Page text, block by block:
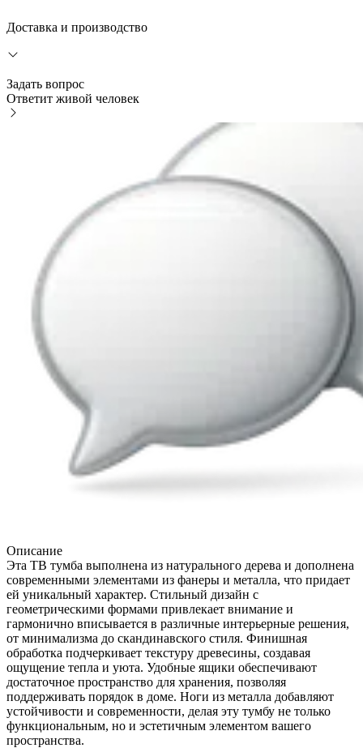
Доставка и производство
Задать вопрос
Ответит живой человек
Описание
Эта ТВ тумба выполнена из натурального дерева и дополнена
современными элементами из фанеры и металла, что придает
ей уникальный характер. Стильный дизайн с
геометрическими формами привлекает внимание и
гармонично вписывается в различные интерьерные решения,
от минимализма до скандинавского стиля. Финишная
обработка подчеркивает текстуру древесины, создавая
ощущение тепла и уюта. Удобные ящики обеспечивают
достаточное пространство для хранения, позволяя
поддерживать порядок в доме. Ноги из металла добавляют
устойчивости и современности, делая эту тумбу не только
функциональным, но и эстетичным элементом вашего
пространства.